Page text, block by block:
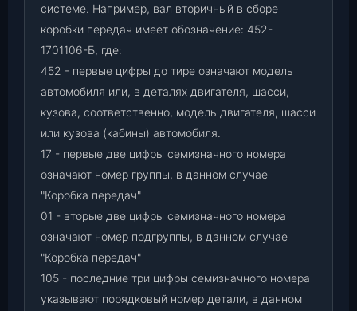
системе. Например, вал вторичный в сборе
коробки передач имеет обозначение: 452-
1701106-Б, где:
452 - первые цифры до тире означают модель
автомобиля или, в деталях двигателя, шасси,
кузова, соответственно, модель двигателя, шасси
или кузова (кабины) автомобиля.
17 - первые две цифры семизначного номера
означают номер группы, в данном случае
"Коробка передач"
01 - вторые две цифры семизначного номера
означают номер подгруппы, в данном случае
"Коробка передач"
105 - последние три цифры семизначного номера
указывают порядковый номер детали, в данном